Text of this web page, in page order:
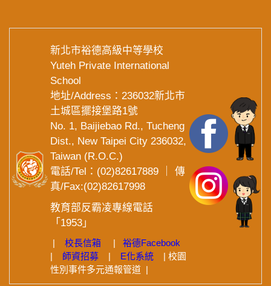
新北市裕德高級中等學校
Yuteh Private International
School
地址/Address：236032新北市
土城區擺接堡路1號
No. 1, Baijiebao Rd., Tucheng
Dist., New Taipei City 236032,
Taiwan (R.O.C.)
電話/Tel：(02)82617889 ｜ 傳
真/Fax:(02)82617998
教育部反霸凌專線電話
「1953」
| 校長信箱 | 裕德Facebook
| 師資招募 | E化系統 | 校園
性別事件多元通報管道 |